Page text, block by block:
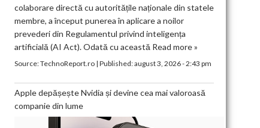
colaborare directă cu autoritățile naționale din statele
membre, a început punerea în aplicare a noilor
prevederi din Regulamentul privind inteligența
artificială (AI Act). Odată cu această Read more »
Source:TechnoReport.ro| Published:august 3, 2026 - 2:43 pm
Apple depășește Nvidia și devine cea mai valoroasă
companie din lume